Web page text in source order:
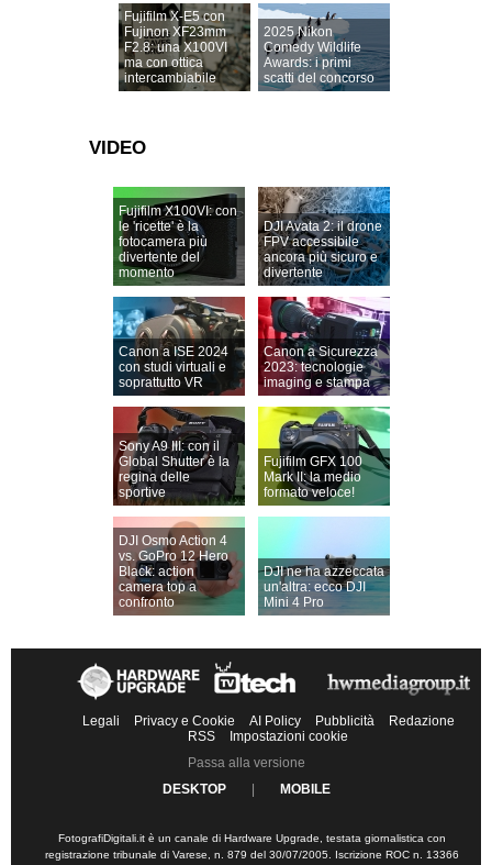
Fujifilm X-E5 con
Fujinon XF23mm
F2.8: una X100VI
ma con ottica
intercambiabile
2025 Nikon
Comedy Wildlife
Awards: i primi
scatti del concorso
VIDEO
Fujifilm X100VI: con
le 'ricette' è la
fotocamera più
divertente del
momento
DJI Avata 2: il drone
FPV accessibile
ancora più sicuro e
divertente
Canon a ISE 2024
con studi virtuali e
soprattutto VR
Canon a Sicurezza
2023: tecnologie
imaging e stampa
Sony A9 III: con il
Global Shutter è la
regina delle
sportive
Fujifilm GFX 100
Mark II: la medio
formato veloce!
DJI Osmo Action 4
vs. GoPro 12 Hero
Black: action
camera top a
confronto
DJI ne ha azzeccata
un'altra: ecco DJI
Mini 4 Pro
Legali Privacy e Cookie AI Policy Pubblicità
Redazione
RSS
Impostazioni cookie
Passa alla versione
DESKTOP
| MOBILE
FotografiDigitali.it è un canale di Hardware Upgrade, testata giornalistica con
registrazione tribunale di Varese, n. 879 del 30/07/2005. Iscrizione ROC n. 13366